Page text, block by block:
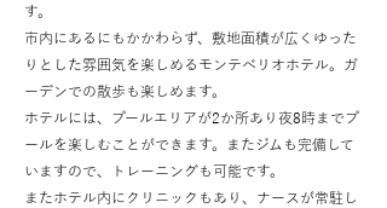
す。
市内にあるにもかかわらず、敷地面積が広くゆった
りとした雰囲気を楽しめるモンテべリオホテル。ガ
ーデンでの散歩も楽しめます。
ホテルには、プールエリアが2か所あり夜8時までプ
ールを楽しむことができます。またジムも完備して
いますので、トレーニングも可能です。
​またホテル内にクリニックもあり、ナースが常駐し